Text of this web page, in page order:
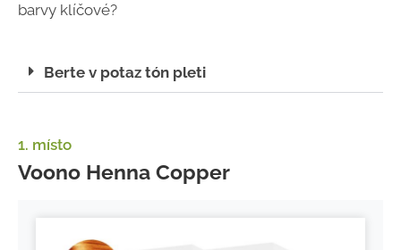
barvy klíčové?
Berte v potaz tón pleti
1. místo
Voono Henna Copper